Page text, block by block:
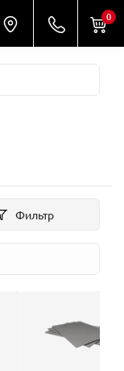
0
Фильтр